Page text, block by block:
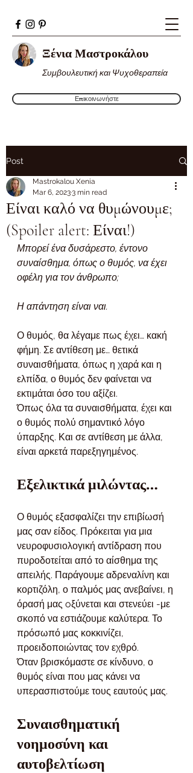
Ξένια Μαστροκάλου
Συμβουλευτική και Ψυχοθεραπεία
Επικοινωνήστε
Post
Είναι καλό να θυμώνουμε;
(Spoiler alert: Είναι!)
Mastrokalou Xenia
Mar 6, 20233 min read
Μπορεί ένα δυσάρεστο, έντονο
συναίσθημα, όπως ο θυμός, να έχει
οφέλη για τον άνθρωπο;
Η απάντηση είναι ναι.
Ο θυμός, θα λέγαμε πως έχει… κακή
φήμη. Σε αντίθεση με… θετικά
συναισθήματα, όπως η χαρά και η
ελπίδα, ο θυμός δεν φαίνεται να
εκτιμάται όσο του αξίζει.
Όπως όλα τα συναισθήματα, έχει και
ο θυμός πολύ σημαντικό λόγο
ύπαρξης. Και σε αντίθεση με άλλα,
είναι αρκετά παρεξηγημένος.
Εξελικτικά μιλώντας…
Ο θυμός εξασφαλίζει την επιβίωσή
μας σαν είδος. Πρόκειται για μια
νευροφυσιολογική αντίδραση που
πυροδοτείται από το αίσθημα της
απειλής. Παράγουμε αδρεναλίνη και
κορτιζόλη, ο παλμός μας ανεβαίνει, η
όρασή μας oξύνεται και στενεύει -με
σκοπό να εστιάζουμε καλύτερα. Το
πρόσωπό μας κοκκινίζει,
προειδοποιώντας τον εχθρό.
Όταν βρισκόμαστε σε κίνδυνο, ο
θυμός είναι που μας κάνει να
υπερασπιστούμε τους εαυτούς μας.
Συναισθηματική
νοημοσύνη και
αυτοβελτίωση